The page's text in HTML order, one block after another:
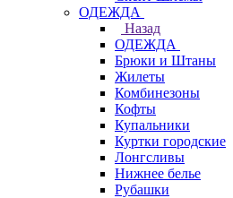
ОДЕЖДА
Назад
ОДЕЖДА
Брюки и Штаны
Жилеты
Комбинезоны
Кофты
Купальники
Куртки городские
Лонгсливы
Нижнее белье
Рубашки